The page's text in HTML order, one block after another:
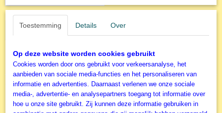
IN WINKELWAGEN
Specificaties
Productcode
J20062
EAN code
Omschrijving
Kinderpuzzel - 360 stukjes - Jan van
Toestemming Details Over
Op deze website worden cookies gebruikt
Cookies worden door ons gebruikt voor verkeersanalyse, het
aanbieden van sociale media-functies en het personaliseren van
informatie en advertenties. Daarnaast verlenen we onze sociale
media-, advertentie- en analysepartners toegang tot informatie over
hoe u onze site gebruikt. Zij kunnen deze informatie gebruiken in